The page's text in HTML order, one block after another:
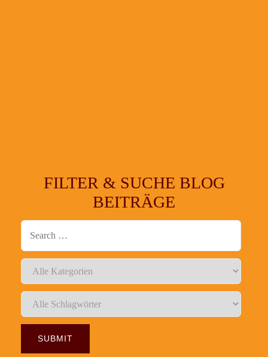
FILTER & SUCHE BLOG
BEITRÄGE